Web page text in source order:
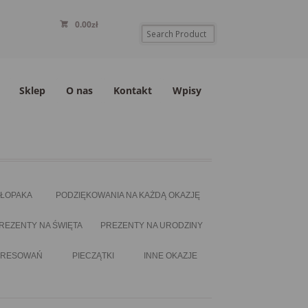
0.00zł
Sklep O nas Kontakt Wpisy
PODZIĘKOWANIA NA KAŻDĄ OKAZJĘ
NA ŚWIĘTA PREZENTY NA URODZINY
PIECZĄTKI INNE OKAZJE